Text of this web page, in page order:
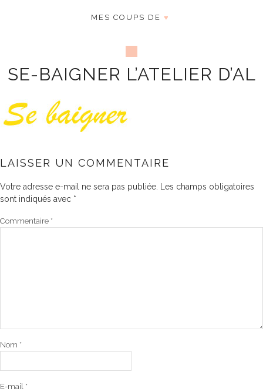
MES COUPS DE ♥
SE-BAIGNER L’ATELIER D’AL
LAISSER UN COMMENTAIRE
Votre adresse e-mail ne sera pas publiée.
Les champs obligatoires
sont indiqués avec *
Commentaire *
Nom *
E-mail *